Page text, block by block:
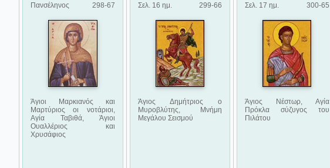
Πανσέληνος
298-67
Άγιοι Μαρκιανός και
Μαρτύριος οι νοτάριοι,
Αγία Ταβιθά, Άγιοι
Ουαλλέριος και
Χρυσάφιος
Σελ. 16 ημ.
299-66
Άγιος Δημήτριος ο
Μυροβλύτης, Μνήμη
Μεγάλου Σεισμού
Σελ. 17 ημ.
300-65
Άγιος Νέστωρ, Αγία
Πρόκλα σύζυγος του
Πιλάτου